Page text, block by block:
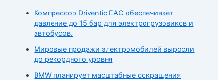
Компрессор Driventic EAC обеспечивает
давление до 15 бар для электрогрузовиков и
автобусов.
Мировые продажи электромобилей выросли
до рекордного уровня
BMW планирует масштабные сокращения